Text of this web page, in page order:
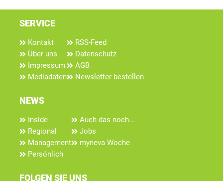
SERVICE
Kontakt
Über uns
Impressum
Mediadaten
RSS-Feed
Datenschutz
AGB
Newsletter bestellen
NEWS
Inside
Regional
Management
Persönlich
Auch das noch...
Jobs
myneva Woche
FOLGEN SIE UNS